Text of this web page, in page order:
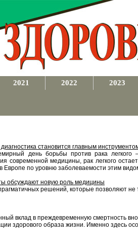
2021 2022 2023
становится главным
день борьбы против рака
современной медицины, рак легкого
Европе по уровню заболеваемости этим
обсуждают новую роль медицины
решений, которые позволяют
вклад в преждевременную смертность
здорового образа жизни. Именно здесь